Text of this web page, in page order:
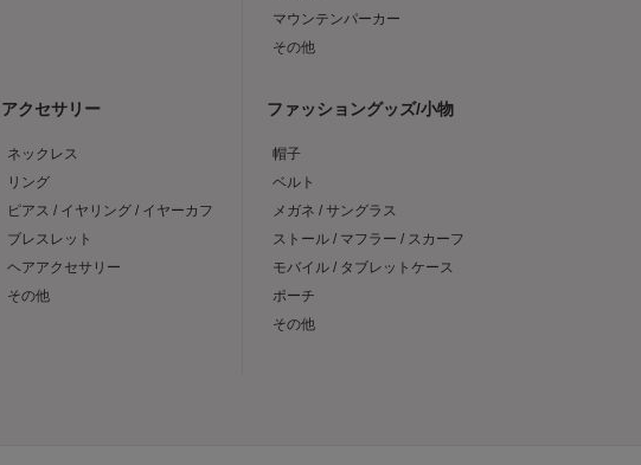
マウンテンパーカー
その他
アクセサリー
ネックレス
リング
ピアス / イヤリング / イヤーカフ
ブレスレット
ヘアアクセサリー
その他
ファッショングッズ/小物
帽子
ベルト
メガネ / サングラス
ストール / マフラー / スカーフ
モバイル / タブレットケース
ポーチ
その他